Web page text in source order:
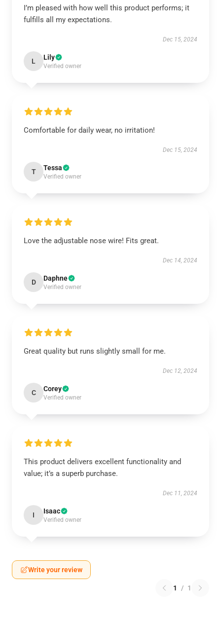
I’m pleased with how well this product performs; it
fulfills all my expectations.
Dec 15, 2024
L Lily
Verified owner
Comfortable for daily wear, no irritation!
Dec 15, 2024
T Tessa
Verified owner
Love the adjustable nose wire! Fits great.
Dec 14, 2024
D Daphne
Verified owner
Great quality but runs slightly small for me.
Dec 12, 2024
C Corey
Verified owner
This product delivers excellent functionality and
value; it’s a superb purchase.
Dec 11, 2024
I Isaac
Verified owner
Write your review
1 / 1